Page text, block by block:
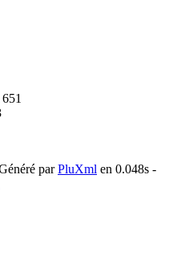
parPluXml en 0.048s -